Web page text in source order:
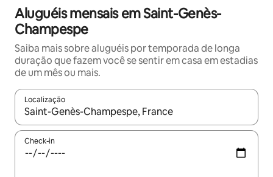
Aluguéis mensais em Saint-Genès-
Champespe
Saiba mais sobre aluguéis por temporada de longa
duração que fazem você se sentir em casa em estadias
de um mês ou mais.
Localização
Quando os resultados estiverem disponíveis, explore-os
Check-in